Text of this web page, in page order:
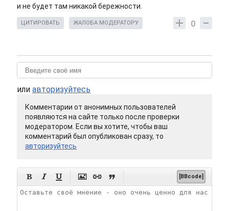
и не будет там никакой бережности.
0
ЦИТИРОВАТЬ ЖАЛОБА МОДЕРАТОРУ
или авторизуйтесь
Комментарии от анонимных пользователей
появляются на сайте только после проверки
модератором. Если вы хотите, чтобы ваш
комментарий был опубликован сразу, то
авторизуйтесь
      [BBcode]